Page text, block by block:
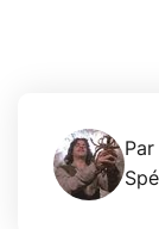
Par